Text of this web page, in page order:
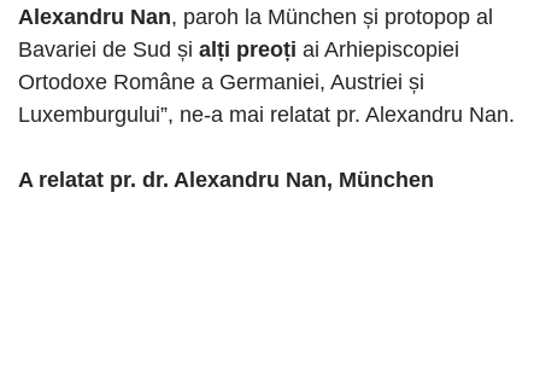
Alexandru Nan, paroh la München și protopop al
Bavariei de Sud și alți preoți ai Arhiepiscopiei
Ortodoxe Române a Germaniei, Austriei și
Luxemburgului”, ne-a mai relatat pr. Alexandru Nan.
A relatat pr. dr. Alexandru Nan, München